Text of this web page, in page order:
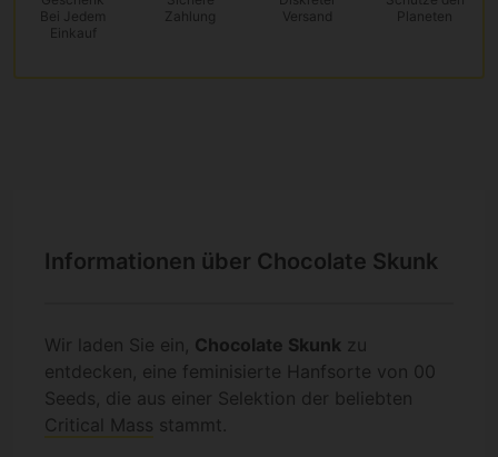
Bei Jedem
Einkauf
Zahlung
Versand
Planeten
Informationen über Chocolate Skunk
Wir laden Sie ein, Chocolate Skunk zu
entdecken, eine feminisierte Hanfsorte von 00
Seeds, die aus einer Selektion der beliebten
Critical Mass stammt.